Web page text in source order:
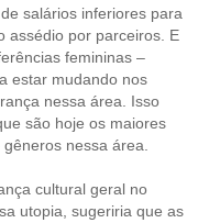
salários inferiores para
assédio por parceiros. E
femininas –
estar mudando nos
nessa área. Isso
são hoje os maiores
nessa área.
cultural geral no
utopia, sugeriria que as